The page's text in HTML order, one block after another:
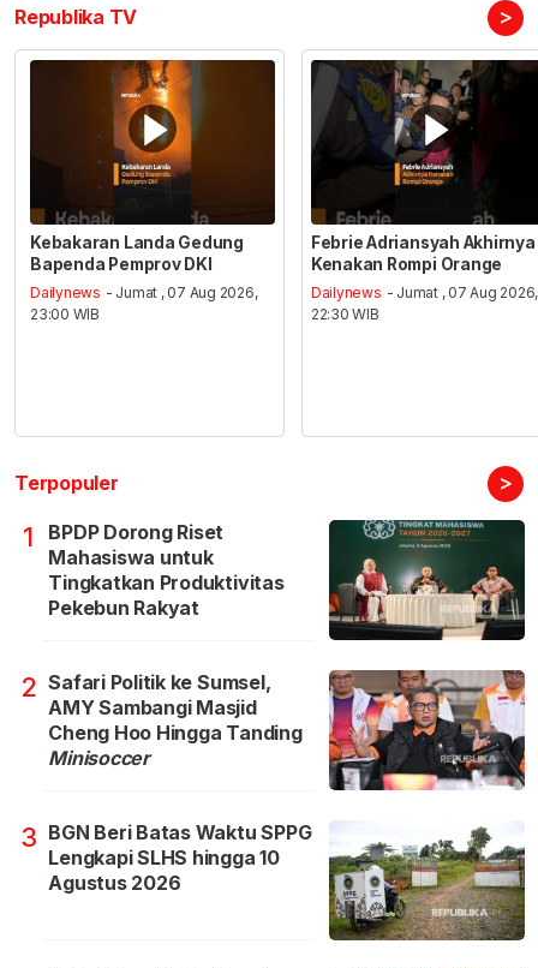
Republika TV >
Kebakaran Landa Gedung
Bapenda Pemprov DKI
Dailynews - Jumat , 07 Aug 2026,
23:00 WIB
Febrie Adriansyah Akhirnya
Kenakan Rompi Orange
Dailynews - Jumat , 07 Aug 2026,
22:30 WIB
Terpopuler >
1
BPDP Dorong Riset
Mahasiswa untuk
Tingkatkan Produktivitas
Pekebun Rakyat
2 Safari Politik ke Sumsel,
AMY Sambangi Masjid
Cheng Hoo Hingga Tanding
Minisoccer
3 BGN Beri Batas Waktu SPPG
Lengkapi SLHS hingga 10
Agustus 2026